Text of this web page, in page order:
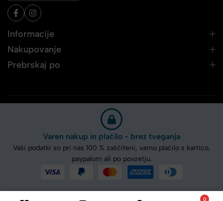
Informacije
Nakupovanje
Prebrskaj po
Varen nakup in plačilo - brez tveganja
Vaši podatki so pri nas 100 % zaščiteni, varno plačilo s kartico,
paypalom ali po povzetju.
0